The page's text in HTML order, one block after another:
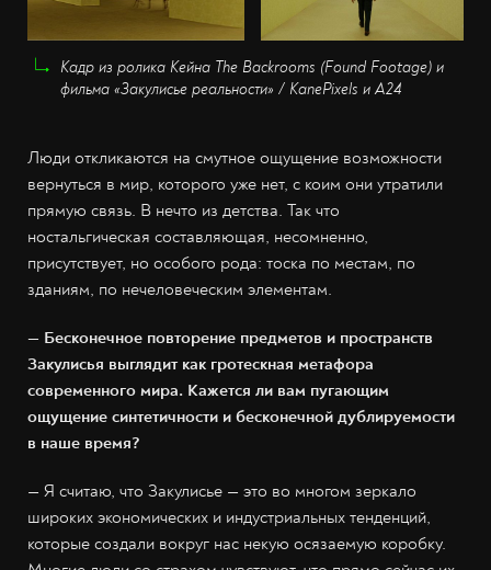
Кадр из ролика Кейна The Backrooms (Found Footage) и
фильма «Закулисье реальности» / KanePixels и A24
Люди откликаются на смутное ощущение возможности
вернуться в мир, которого уже нет, с коим они утратили
прямую связь. В нечто из детства. Так что
ностальгическая составляющая, несомненно,
присутствует, но особого рода: тоска по местам, по
зданиям, по нечеловеческим элементам.
— Бесконечное повторение предметов и пространств
Закулисья выглядит как гротескная метафора
современного мира. Кажется ли вам пугающим
ощущение синтетичности и бесконечной дублируемости
в наше время?
— Я считаю, что Закулисье — это во многом зеркало
широких экономических и индустриальных тенденций,
которые создали вокруг нас некую осязаемую коробку.